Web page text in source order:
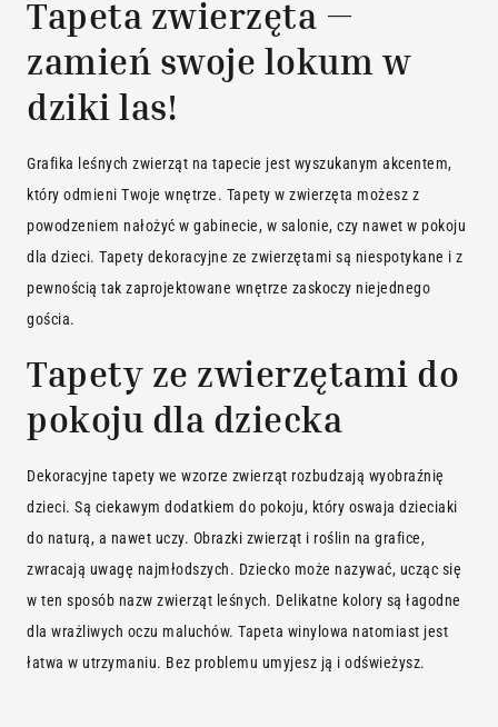
Tapeta zwierzęta —
zamień swoje lokum w
dziki las!
Grafika leśnych zwierząt na tapecie jest wyszukanym akcentem,
który odmieni Twoje wnętrze. Tapety w zwierzęta możesz z
powodzeniem nałożyć w gabinecie, w salonie, czy nawet w pokoju
dla dzieci. Tapety dekoracyjne ze zwierzętami są niespotykane i z
pewnością tak zaprojektowane wnętrze zaskoczy niejednego
gościa.
Tapety ze zwierzętami do
pokoju dla dziecka
Dekoracyjne tapety we wzorze zwierząt rozbudzają wyobraźnię
dzieci. Są ciekawym dodatkiem do pokoju, który oswaja dzieciaki
do naturą, a nawet uczy. Obrazki zwierząt i roślin na grafice,
zwracają uwagę najmłodszych. Dziecko może nazywać, ucząc się
w ten sposób nazw zwierząt leśnych. Delikatne kolory są łagodne
dla wrażliwych oczu maluchów. Tapeta winylowa natomiast jest
łatwa w utrzymaniu. Bez problemu umyjesz ją i odświeżysz.